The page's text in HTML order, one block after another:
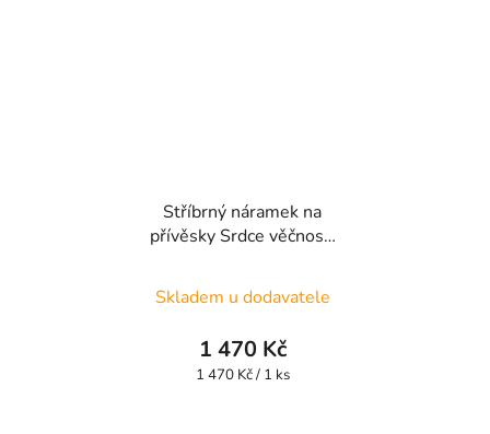
Stříbrný náramek na
přívěsky Srdce věčnosti
hodnocení
produktu
je
Skladem u dodavatele
1 470 Kč
Měrná
1 470 Kč / 1 ks